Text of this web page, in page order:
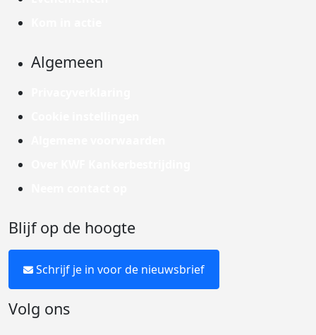
Algemeen
Blijf op de hoogte
Schrijf je in voor de nieuwsbrief
Volg ons